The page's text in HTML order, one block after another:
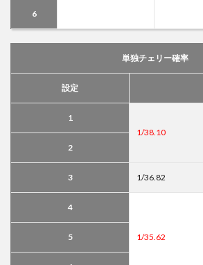
6
単独チェリー確率
設定
1
1/38.10
2
3 1/36.82
4
1/35.62
5